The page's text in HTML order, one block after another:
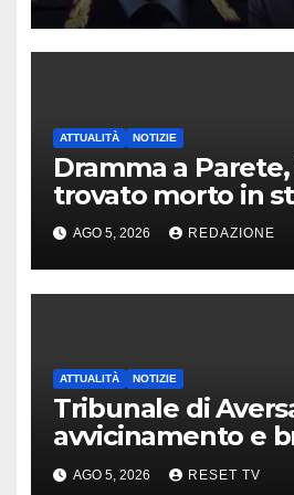
ATTUALITÀ NOTIZIE
Dramma a
trovato morto in
AGO 5, 2026 REDAZIONE
ATTUALITÀ NOTIZIE
Tribunale di
avvicinamento e
per i genitori di
AGO 5, 2026 RESET TV